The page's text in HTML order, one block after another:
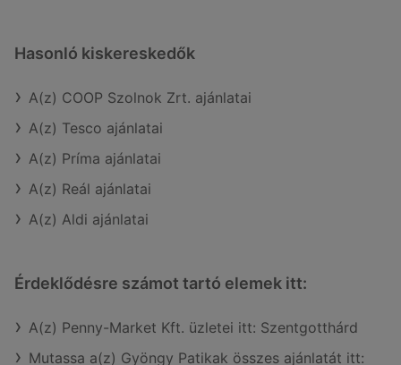
Hasonló kiskereskedők
A(z) COOP Szolnok Zrt. ajánlatai
A(z) Tesco ajánlatai
A(z) Príma ajánlatai
A(z) Reál ajánlatai
A(z) Aldi ajánlatai
Érdeklődésre számot tartó elemek itt:
A(z) Penny-Market Kft. üzletei itt: Szentgotthárd
Mutassa a(z) Gyöngy Patikak összes ajánlatát itt: